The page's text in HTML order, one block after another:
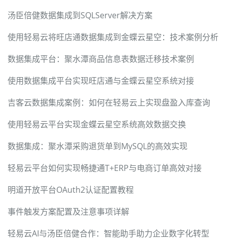
汤臣倍健数据集成到SQLServer解决方案
使用轻易云将旺店通数据集成到金蝶云星空：技术案例分析
数据集成平台：聚水潭商品信息表数据迁移技术案例
使用数据集成平台实现旺店通与金蝶云星空系统对接
吉客云数据集成案例：如何在轻易云上实现盘盈入库查询
使用轻易云平台实现金蝶云星空系统高效数据交换
数据集成：聚水潭采购退货单到MySQL的高效实现
轻易云平台如何实现畅捷通T+ERP与电商订单高效对接
明道开放平台OAuth2认证配置教程
事件触发方案配置及注意事项详解
轻易云AI与汤臣倍健合作：智能助手助力企业数字化转型